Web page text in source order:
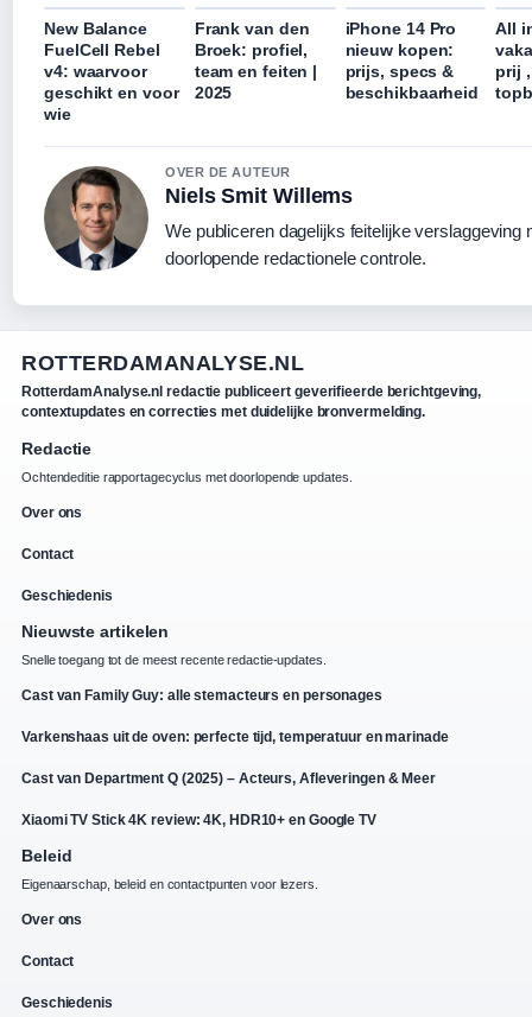
New Balance
FuelCell Rebel
v4: waarvoor
geschikt en voor
wie
Frank van den
Broek: profiel,
team en feiten |
2025
iPhone 14 Pro
nieuw kopen:
prijs, specs &
beschikbaarheid
All
prij
OVER DE AUTEUR
Niels Smit Willems
We publiceren dagelijks feitelijke verslaggeving
doorlopende redactionele controle.
ROTTERDAMANALYSE.NL
RotterdamAnalyse.nl redactie publiceert geverifieerde berichtgeving,
contextupdates en correcties met duidelijke bronvermelding.
Redactie
Ochtendeditie rapportagecyclus met doorlopende updates.
Over ons
Contact
Geschiedenis
Nieuwste artikelen
Snelle toegang tot de meest recente redactie-updates.
Cast van Family Guy: alle stemacteurs en personages
Varkenshaas uit de oven: perfecte tijd, temperatuur en marinade
Cast van Department Q (2025) – Acteurs, Afleveringen & Meer
Xiaomi TV Stick 4K review: 4K, HDR10+ en Google TV
Beleid
Eigenaarschap, beleid en contactpunten voor lezers.
Over ons
Contact
Geschiedenis